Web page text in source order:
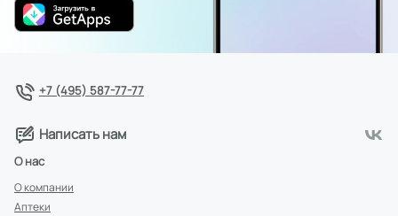
+7 (495) 587-77-77
Написать нам
О нас
О компании
Аптеки